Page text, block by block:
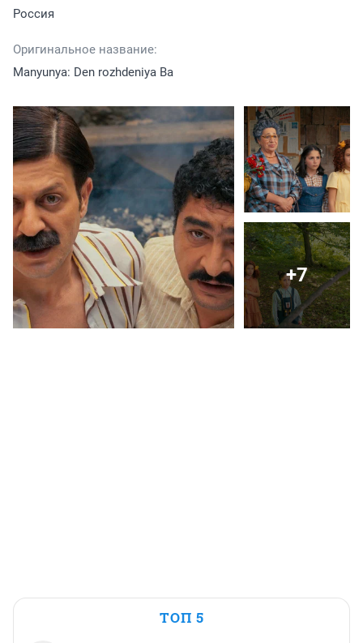
Россия
Оригинальное название:
Manyunya: Den rozhdeniya Ba
+7
ТОП 5